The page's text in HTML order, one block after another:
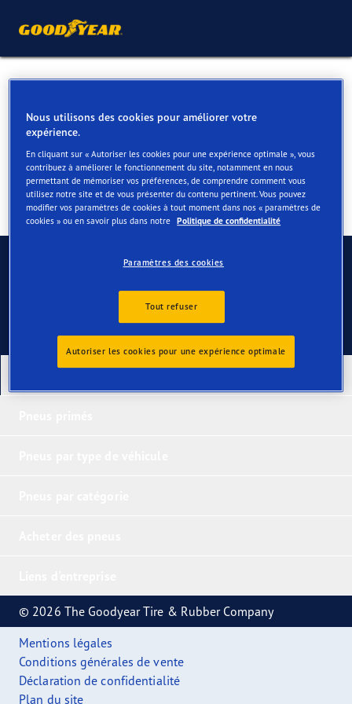
Pneus hiver pour votre BMW
4er Gran Coupé
© 2026 The Goodyear Tire & Rubber Company
Mentions légales
Conditions générales de vente
Déclaration de confidentialité
Plan du site
Nous utilisons des cookies pour améliorer votre
expérience.
En cliquant sur « Autoriser les cookies pour une expérience optimale », vous
contribuez à améliorer le fonctionnement du site, notamment en nous
permettant de mémoriser vos préférences, de comprendre comment vous
utilisez notre site et de vous présenter du contenu pertinent. Vous pouvez
modifier vos paramètres de cookies à tout moment dans nos « paramètres de
cookies » ou en savoir plus dans notre Politique de confidentialité
Paramètres des cookies
Tout refuser
Autoriser les cookies pour une expérience optimale